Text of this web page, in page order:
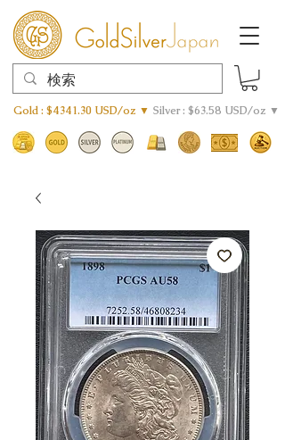
Gold : $4341.30 USD/oz ▼ Silver : $63.58 USD/oz ▼